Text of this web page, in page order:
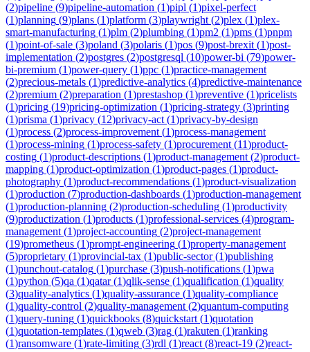
(2)pipeline (9)pipeline-automation (1)pipl (1)pixel-perfect
(1)planning (9)plans (1)platform (3)playwright (2)plex (1)plex-
smart-manufacturing (1)plm (2)plumbing (1)pm2 (1)pms (1)pnpm
(1)point-of-sale (3)poland (3)polaris (1)pos (9)post-brexit (1)post-
implementation (2)postgres (2)postgresql (10)power-bi (79)power-
bi-premium (1)power-query (1)ppc (1)practice-management
(2)precious-metals (1)predictive-analytics (4)predictive-maintenance
(2)premium (2)preparation (1)prestashop (1)preventive (1)pricelists
(1)pricing (19)pricing-optimization (1)pricing-strategy (3)printing
(1)prisma (1)privacy (12)privacy-act (1)privacy-by-design
(1)process (2)process-improvement (1)process-management
(1)process-mining (1)process-safety (1)procurement (11)product-
costing (1)product-descriptions (1)product-management (2)product-
mapping (1)product-optimization (1)product-pages (1)product-
photography (1)product-recommendations (1)product-visualization
(1)production (7)production-dashboards (1)production-management
(1)production-planning (2)production-scheduling (1)productivity
(9)productization (1)products (1)professional-services (4)program-
management (1)project-accounting (2)project-management
(19)prometheus (1)prompt-engineering (1)property-management
(5)proprietary (1)provincial-tax (1)public-sector(1)publishing
(1)punchout-catalog (1)purchase (3)push-notifications (1)pwa
(1)python (5)qa (1)qatar(1)qlik-sense (1)qualification (1)quality
(3)quality-analytics (1)quality-assurance (1)quality-compliance
(1)quality-control (2)quality-management (2)quantum-computing
(1)query-tuning (1)quickbooks (8)quickstart (1)quotation
(1)quotation-templates (1)qweb (3)rag (1)rakuten (1)ranking
(1)ransomware (1)rate-limiting (3)rdl (1)react (8)react-19 (2)react-